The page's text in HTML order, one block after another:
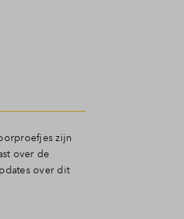
zijn
over de
over dit